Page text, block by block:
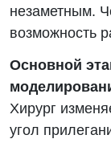
незаметным.
возможность
Основной
Хирург
угол